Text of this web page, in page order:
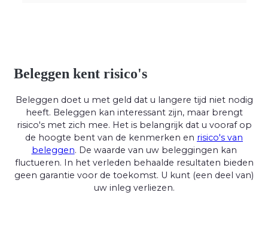
Beleggen kent risico's
Beleggen doet u met geld dat u langere tijd niet nodig
heeft. Beleggen kan interessant zijn, maar brengt
risico's met zich mee. Het is belangrijk dat u vooraf op
de hoogte bent van de kenmerken en risico's van
beleggen. De waarde van uw beleggingen kan
fluctueren. In het verleden behaalde resultaten bieden
geen garantie voor de toekomst. U kunt (een deel van)
uw inleg verliezen.